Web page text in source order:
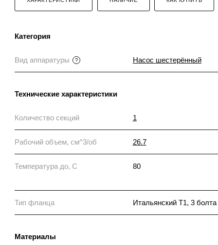
Категория
Вид аппаратуры ? Насос шестерённый
Технические характеристики
Количество секций 1
Рабочий объем, см^3/об 26.7
Температура до, С 80
Тип фланца Итальянский T1, 3 болта
Материалы